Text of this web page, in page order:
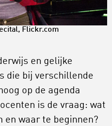
Flickr.com
en gelijke
die bij verschillende
op de agenda
is de vraag: wat
en waar te beginnen?